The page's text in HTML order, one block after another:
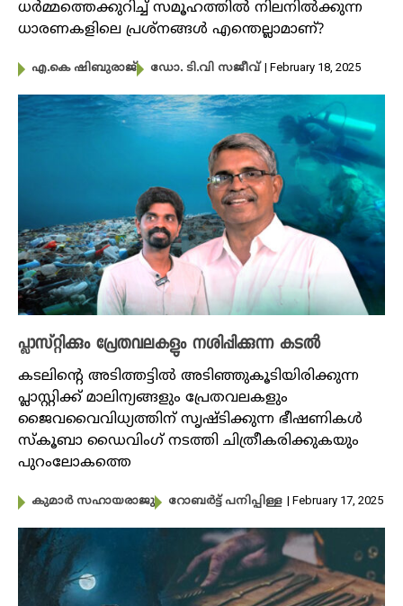
ധർമ്മത്തെക്കുറിച്ച് സമൂഹത്തിൽ നിലനിൽക്കുന്ന
ധാരണകളിലെ പ്രശ്നങ്ങൾ എന്തെല്ലാമാണ്?
എ.കെ ഷിബുരാജ് ഡോ. ടി.വി സജീവ് | February 18, 2025
പ്ലാസ്റ്റിക്കും പ്രേതവലകളും നശിപ്പിക്കുന്ന കടൽ
കടലിന്റെ അടിത്തട്ടിൽ അടി‍ഞ്ഞുകൂടിയിരിക്കുന്ന
പ്ലാസ്റ്റിക്ക് മാലിന്യങ്ങളും പ്രേതവലകളും
ജൈവവൈവിധ്യത്തിന് സൃഷ്ടിക്കുന്ന ഭീഷണികൾ
സ്കൂബാ ഡൈവിം​ഗ് നടത്തി ചിത്രീകരിക്കുകയും
പുറംലോകത്തെ
കുമാർ സഹായരാജു റോബർട്ട് പനിപ്പിള്ള | February 17, 2025